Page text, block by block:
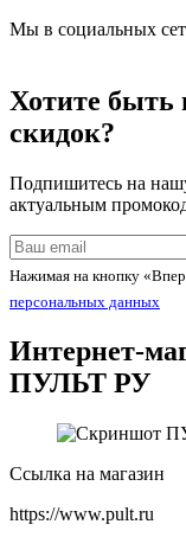
Мы в социальных
Хотите быть
скидок?
Подпишитесь на
актуальным
Нажимая на кнопку
персональных данных
Интернет-
ПУЛЬТ РУ
Ссылка на магазин
https://www.pult.ru